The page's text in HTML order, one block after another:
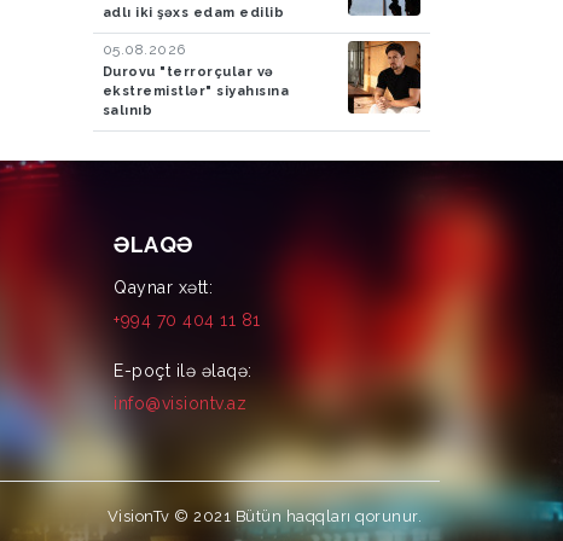
adlı iki şəxs edam edilib
05.08.2026
Durovu "terrorçular və
ekstremistlər" siyahısına
salınıb
ƏLAQƏ
Qaynar xətt:
+994 70 404 11 81
E-poçt ilə əlaqə:
info@visiontv.az
VisionTv © 2021 Bütün haqqları qorunur.